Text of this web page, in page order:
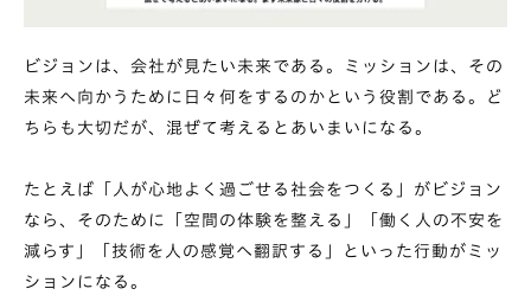
ビジョンは、会社が見たい未来である。ミッションは、その
未来へ向かうために日々何をするのかという役割である。ど
ちらも大切だが、混ぜて考えるとあいまいになる。
たとえば「人が心地よく過ごせる社会をつくる」がビジョン
なら、そのために「空間の体験を整える」「働く人の不安を
減らす」「技術を人の感覚へ翻訳する」といった行動がミッ
ションになる。